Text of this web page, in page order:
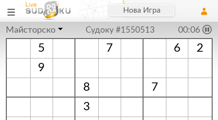
Нова Игра
Майсторско Судоку #1550513 00:06
5 7 6
2
9
8
7
3